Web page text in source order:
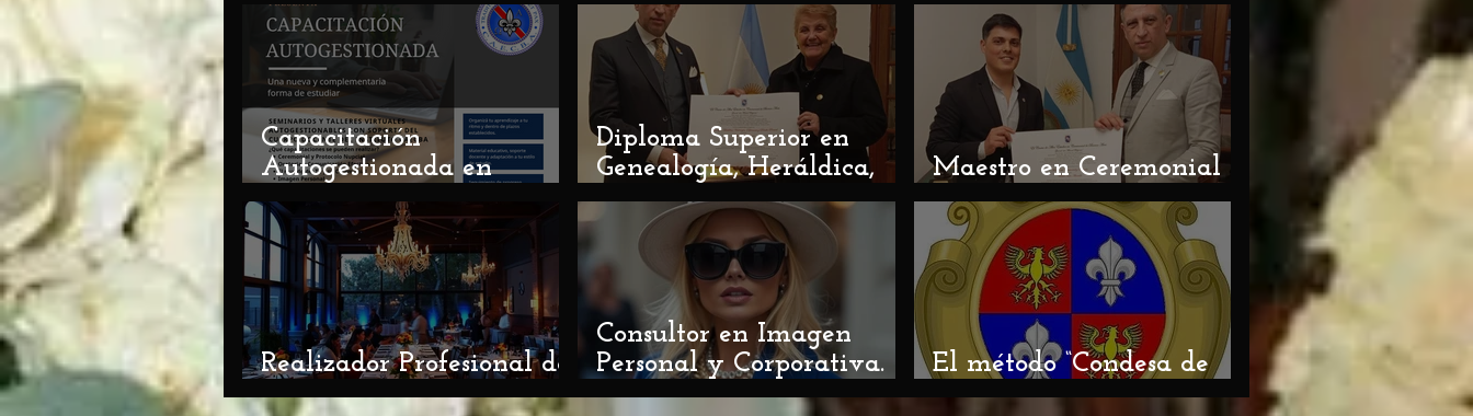
Capacitación
Autogestionada en
Ceremonial y Protocolo:
Una Nueva Oportunidad
de Aprendizaje
Diploma Superior en
Genealogía, Heráldica,
Vexilología, Diplomacia
y Derecho Premial 2026
/ 27
Maestro en Ceremonial y
Protocolo 2026 / 27
Realizador Profesional de
Eventos ciclo 2026
Consultor en Imagen
Personal y Corporativa.
Asesor de Imagen ciclo
El método “Condesa de
Ituarte”